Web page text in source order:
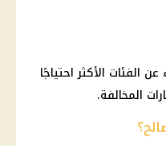
الفئات الأكثر احتياجًا
المخالفة.